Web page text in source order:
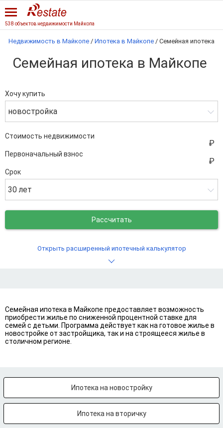
538 объектов недвижимости Майкопа
Недвижимость в Майкопе / Ипотека в Майкопе / Семейная ипотека
Семейная ипотека в Майкопе
Хочу купить
новостройка
Стоимость недвижимости
Первоначальный взнос
Срок
30 лет
Рассчитать
Открыть расширенный ипотечный калькулятор
Семейная ипотека в Майкопе предоставляет возможность
приобрести жилье по сниженной процентной ставке для
семей с детьми. Программа действует как на готовое жилье в
новостройке от застройщика, так и на строящееся жилье в
столичном регионе.
Ипотека на новостройку
Ипотека на вторичку